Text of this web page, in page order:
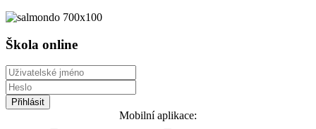
Škola online
Mobilní aplikace: